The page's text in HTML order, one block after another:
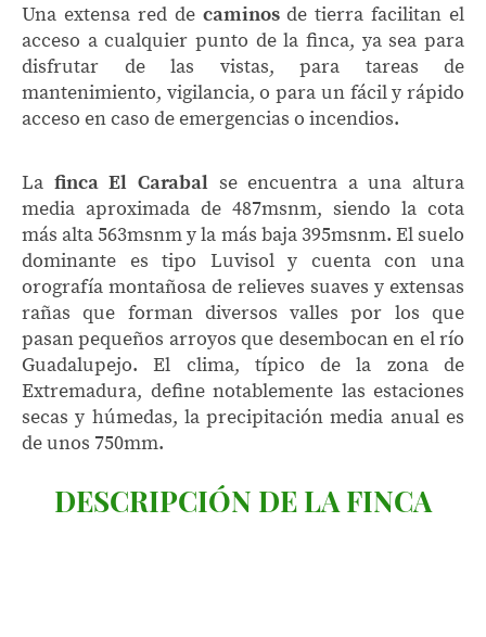
Una extensa red de caminosde tierra facilitan el
acceso a cualquier punto de la finca, ya sea para
disfrutar de las vistas, para tareas de
mantenimiento, vigilancia, o para un fácil y rápido
acceso en caso de emergencias o incendios.
La finca El Carabalse encuentra a una altura
media aproximada de 487msnm, siendo la cota
más alta 563msnm y la más baja 395msnm. El suelo
dominante es tipo Luvisol y cuenta con una
orografía montañosa de relieves suaves y extensas
rañas que forman diversos valles por los que
pasan pequeños arroyos que desembocan en el río
Guadalupejo. El clima, típico de la zona de
Extremadura, define notablemente las estaciones
secas y húmedas, la precipitación media anual es
de unos 750mm.
DESCRIPCIÓN DE LA FINCA